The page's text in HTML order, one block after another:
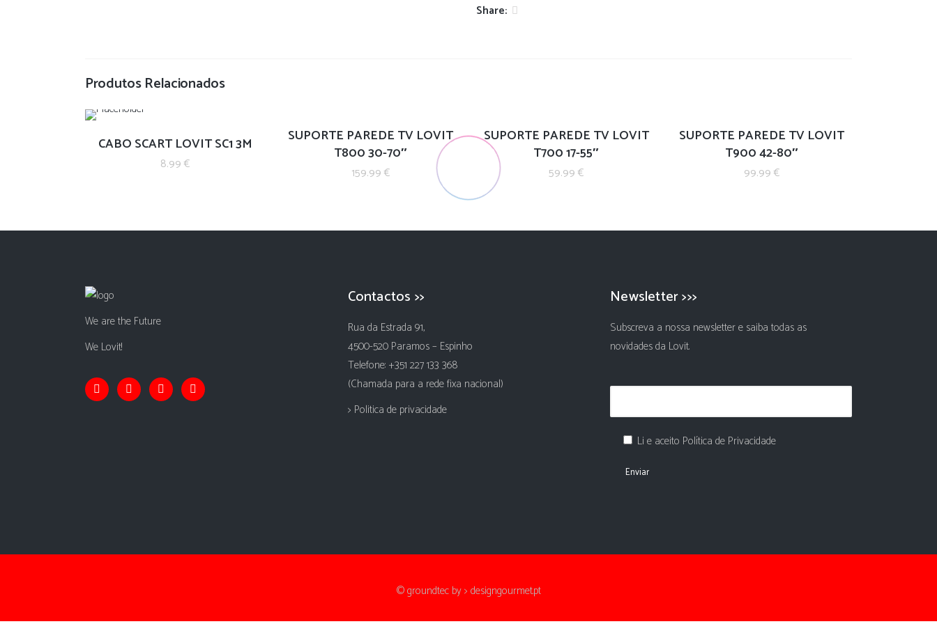
Share:
Produtos Relacionados
CABO SCART LOVIT SC1 3M
8.99€
SUPORTE PAREDE TV LOVIT
T800 30-70″
159.99€
SUPORTE PAREDE TV LOVIT
T700 17-55″
59.99€
SUPORTE PAREDE TV LOVIT
T900 42-80″
99.99€
We are the Future
We Lovit!
Contactos >>
Rua da Estrada 91,
4500-520 Paramos – Espinho
Telefone: +351 227 133 368
(Chamada para a rede fixa nacional)
> Politica de privacidade
Newsletter >>>
Subscreva a nossa newsletter e saiba todas as
novidades da Lovit.
Li e aceito Política de Privacidade
© groundtec by> designgourmet.pt